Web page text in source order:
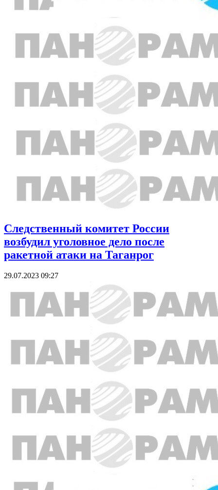
Следственный комитет России
возбудил уголовное дело после
ракетной атаки на Таганрог
29.07.2023 09:27